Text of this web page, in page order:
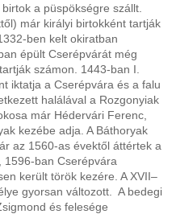
a püspökségre szállt.
már királyi birtokként tartják
ben kelt okiratban
épült Cserépvárát még
számon. 1443-ban I.
iktatja a Cserépvára és a falu
halálával a Rozgonyiak
már Hédervári Ferenc,
kezébe adja. A Báthoryak
az 1560-as évektől áttértek a
1596-ban Cserépvára
került török kezére. A XVII–
gyorsan változott. A bedegi
és felesége